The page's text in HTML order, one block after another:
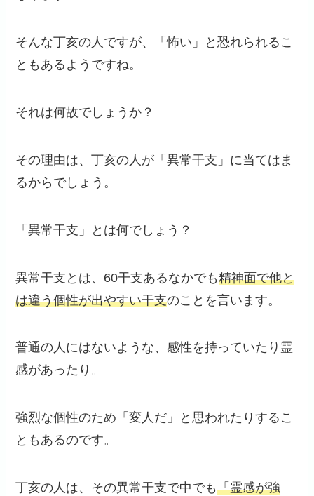
そんな丁亥の人ですが、「怖い」と恐れられるこ
ともあるようですね。
それは何故でしょうか？
その理由は、丁亥の人が「異常干支」に当てはま
るからでしょう。
「異常干支」とは何でしょう？
異常干支とは、60干支あるなかでも精神面で他と
は違う個性が出やすい干支のことを言います。
普通の人にはないような、感性を持っていたり霊
感があったり。
強烈な個性のため「変人だ」と思われたりするこ
ともあるのです。
丁亥の人は、その異常干支で中でも「霊感が強